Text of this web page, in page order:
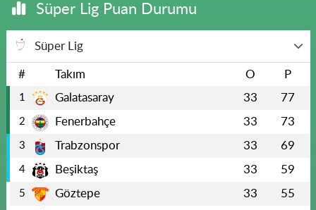
Süper Lig Puan Durumu
Süper Lig
# Takım O P
1 Galatasaray 33 77
2 Fenerbahçe 33 73
3 Trabzonspor 33 69
4 Beşiktaş 33 59
5 Göztepe 33 55